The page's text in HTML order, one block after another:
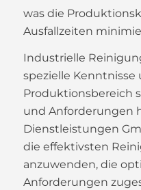
was die
Ausfallzeiten
Industrielle
spezielle Kenntnisse
Produktionsbereich
und Anforderungen
Dienstleistungen
die effektivsten
anzuwenden, die
Anforderungen